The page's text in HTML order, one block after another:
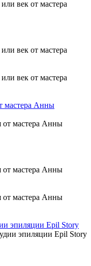
мастера Анны
эпиляции Epil Story